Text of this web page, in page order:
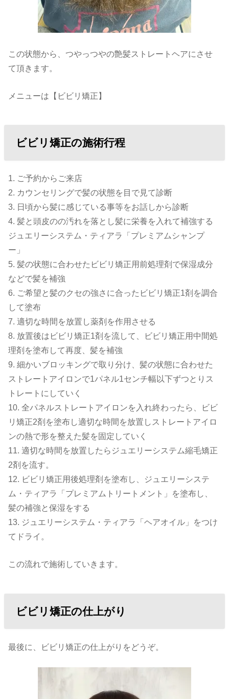
この状態から、つやっつやの艶髪ストレートヘアにさせ
て頂きます。
メニューは【ビビリ矯正】
ビビリ矯正の施術行程
1. ご予約からご来店
2. カウンセリングで髪の状態を目で見て診断
3. 日頃から髪に感じている事等をお話しから診断
4. 髪と頭皮のの汚れを落とし髪に栄養を入れて補強する
ジュエリーシステム・ティアラ「プレミアムシャンプ
ー」
5. 髪の状態に合わせたビビリ矯正用前処理剤で保湿成分
などで髪を補強
6. ご希望と髪のクセの強さに合ったビビリ矯正1剤を調合
して塗布
7. 適切な時間を放置し薬剤を作用させる
8. 放置後はビビリ矯正1剤を流して、ビビリ矯正用中間処
理剤を塗布して再度、髪を補強
9. 細かいブロッキングで取り分け、髪の状態に合わせた
ストレートアイロンで1パネル1センチ幅以下ずつとりス
トレートにしていく
10. 全パネルストレートアイロンを入れ終わったら、ビビ
リ矯正2剤を塗布し適切な時間を放置しストレートアイロ
ンの熱で形を整えた髪を固定していく
11. 適切な時間を放置したらジュエリーシステム縮毛矯正
2剤を流す。
12. ビビリ矯正用後処理剤を塗布し、ジュエリーシステ
ム・ティアラ「プレミアムトリートメント」を塗布し、
髪の補強と保湿をする
13. ジュエリーシステム・ティアラ「ヘアオイル」をつけ
てドライ。
この流れで施術していきます。
ビビリ矯正の仕上がり
最後に、ビビリ矯正の仕上がりをどうぞ。